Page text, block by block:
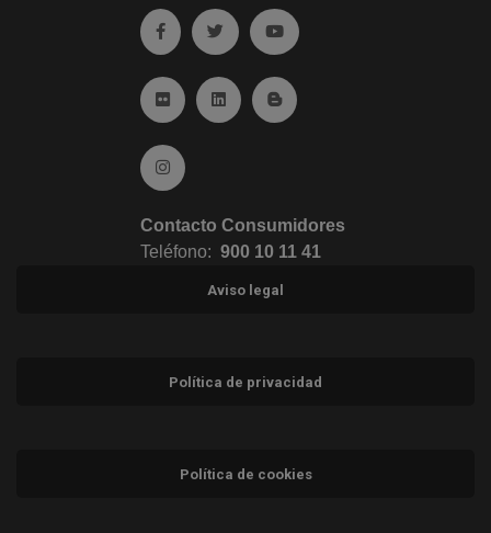
Ir a facebook (abre en ventana nueva)
Ir a twitter (abre en ventana nueva)
Ir a YouTube (abre en
Ir a Flickr (abre en ventana nueva)
Ir a Linkedin (abre en ventana nueva)
Ir al Blog (abre en ventana
Ir a Instagram (abre en ventana nueva)
Contacto Consumidores
Teléfono: 900 10 11 41
Aviso legal
Política de privacidad
Política de cookies